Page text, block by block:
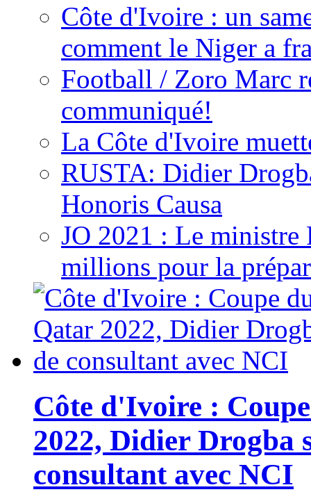
Côte d'Ivoire : un
comment le Niger a
Football / Zoro Marc
communiqué!
La Côte d'Ivoire
RUSTA: Didier
Honoris Causa
JO 2021 : Le ministre
millions pour la
Côte d'Ivoire :
2022, Didier Drogba
consultant avec NCI